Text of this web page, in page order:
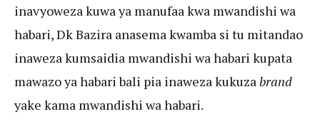
inavyoweza kuwa ya manufaa kwa mwandishi wa
habari, Dk Bazira anasema kwamba si tu mitandao
inaweza kumsaidia mwandishi wa habari kupata
mawazo ya habari bali pia inaweza kukuza brand
yake kama mwandishi wa habari.